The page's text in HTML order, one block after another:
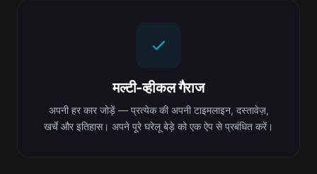
मल्टी-व्हीकल गैराज
अपनी हर कार जोड़ें — प्रत्येक की अपनी टाइमलाइन, दस्तावेज़,
खर्चे और इतिहास। अपने पूरे घरेलू बेड़े को एक ऐप से प्रबंधित करें।